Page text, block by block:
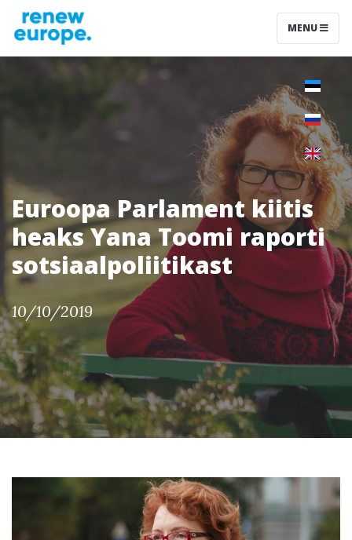
MENU
Euroopa Parlament kiitis
heaks Yana Toomi raporti
sotsiaalpoliitikast
10/10/2019